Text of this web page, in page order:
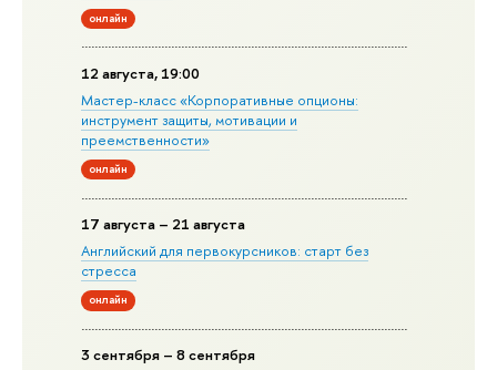
онлайн
12 августа, 19:00
Мастер-класс «Корпоративные опционы:
инструмент защиты, мотивации и
преемственности»
онлайн
17 августа – 21 августа
Английский для первокурсников: старт без
стресса
онлайн
3 сентября – 8 сентября